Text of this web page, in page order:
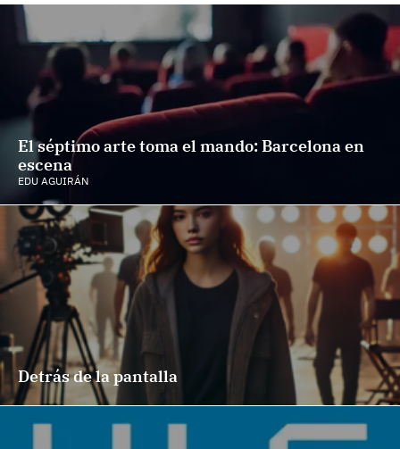
El séptimo arte toma el mando: Barcelona en
escena
EDU AGUIRÁN
Detrás de la pantalla